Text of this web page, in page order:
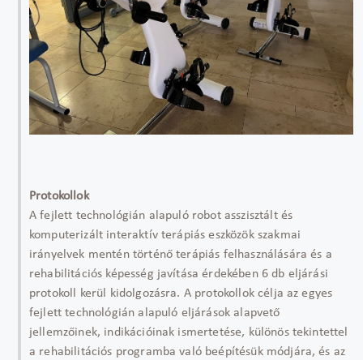
Protokollok
A fejlett technológián alapuló robot asszisztált és
komputerizált interaktív terápiás eszközök szakmai
irányelvek mentén történő terápiás felhasználására és a
rehabilitációs képesség javítása érdekében 6 db eljárási
protokoll kerül kidolgozásra. A protokollok célja az egyes
fejlett technológián alapuló eljárások alapvető
jellemzőinek, indikációinak ismertetése, különös tekintettel
a rehabilitációs programba való beépítésük módjára, és az